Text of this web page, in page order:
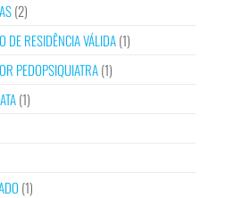
(2)
DE RESIDÊNCIA VÁLIDA(1)
PEDOPSIQUIATRA(1)
(1)
(1)